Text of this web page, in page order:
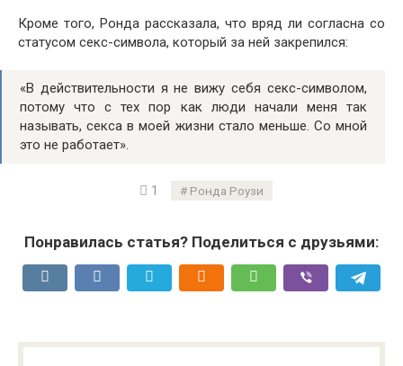
Кроме того, Ронда рассказала, что вряд ли согласна со
статусом секс-символа, который за ней закрепился:
«В действительности я не вижу себя секс-символом,
потому что с тех пор как люди начали меня так
называть, секса в моей жизни стало меньше. Со мной
это не работает».
1 Ронда Роузи
Понравилась статья? Поделиться с друзьями: